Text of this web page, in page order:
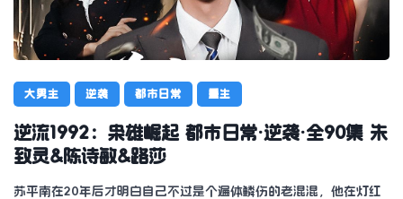
大男主 逆袭 都市日常 重生
逆流1992：枭雄崛起 都市日常·逆袭·全90集 朱
致灵&陈诗敏&路莎
苏平南在20年后才明白自己不过是个遍体鳞伤的老混混，他在灯红